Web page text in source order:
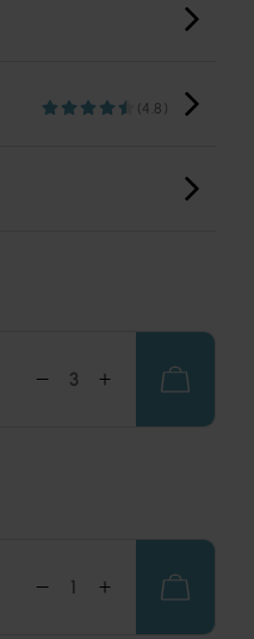
(4.8)